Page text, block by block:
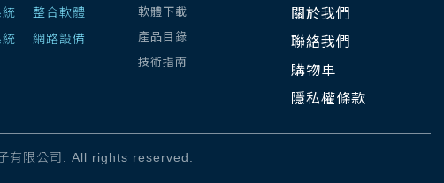
統
整合軟體
網路設備
軟體下載
產品目錄
技術指南
關於我們
聯絡我們
購物車
隱私權條款
有限公司. All rights reserved.